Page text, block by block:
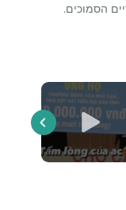
הסמוכים.
Previous